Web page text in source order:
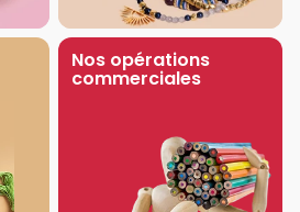
Nos opérations
commerciales